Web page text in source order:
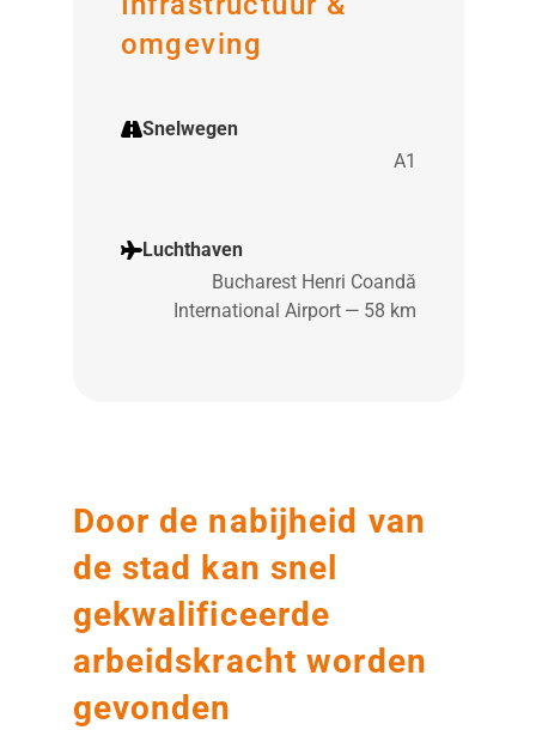
Door de nabijheid van
de stad kan snel
gekwalificeerde
arbeidskracht worden
gevonden
omgeving
Snelwegen
A1
Luchthaven
Bucharest Henri Coandă
International Airport — 58 km